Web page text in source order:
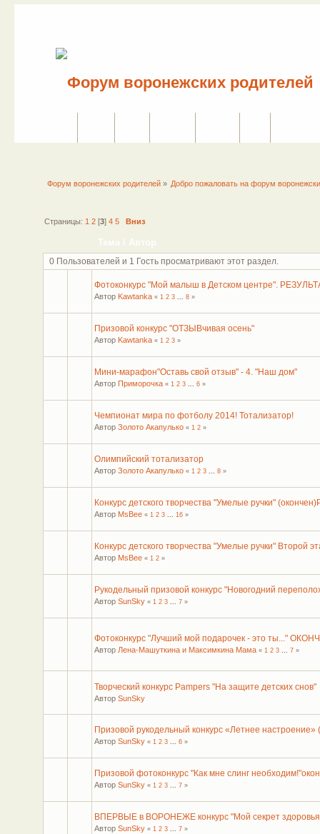
Форум воронежских родителей» Добро пожаловать на форум
Страницы: 1 2[3] 4 5 Вниз
Тема/ Автор
0 Пользователей и 1 Гость просматривают этот раздел.
Фотоконкурс "Мой малыш в Детском центре".
Автор Kawtanka « 1 2 3 ... 8»
Призовой конкурс "ОТЗЫВчивая осень"
Автор Kawtanka « 1 2 3»
Мини-марафон"Оставь свой отзыв" - 4. "Наш дом"
Автор Приморочка « 1 2 3 ... 6»
Чемпионат мира по фотболу 2014! Тотализатор!
Автор Золото Акапулько « 1 2»
Олимпийский тотализатор
Автор Золото Акапулько « 1 2 3 ... 8»
Конкурс детского творчества "Умелые ручки"
Автор MsBee « 1 2 3 ... 16»
Конкурс детского творчества "Умелые ручки" Второй
Автор MsBee « 1 2»
Рукодельный призовой конкурс "Новогодний
Автор SunSky « 1 2 3 ... 7»
Фотоконкурс "Лучший мой подарочек - это ты..."
Автор Лена-Машуткина и Максимкина Мама « 1 2 3 ... 7»
Творческий конкурс Pampers "На защите детских снов"
Автор SunSky
Призовой рукодельный конкурс «Летнее настроение»
Автор SunSky « 1 2 3 ... 6»
Призовой фотоконкурс "Как мне слинг
Автор SunSky « 1 2 3 ... 7»
ВПЕРВЫЕ в ВОРОНЕЖЕ конкурс "Мой секрет
Автор SunSky « 1 2 3 ... 7»